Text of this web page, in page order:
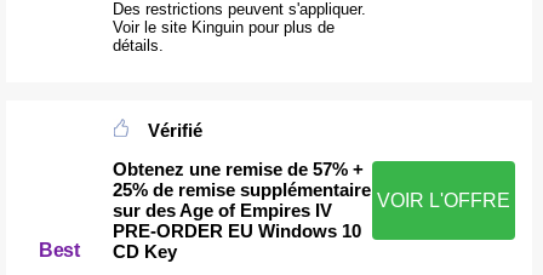
Des restrictions peuvent s'appliquer.
Voir le site Kinguin pour plus de
détails.
Best
Vérifié
Obtenez une remise de 57% +
25% de remise supplémentaire
sur des Age of Empires IV
PRE-ORDER EU Windows 10
CD Key
VOIR L'OFFRE